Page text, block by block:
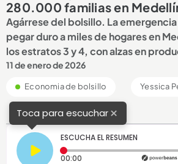
280.000 familias en
Agárrese del bolsillo. La
pegar duro a miles de hogares en
los estratos 3 y 4, con alzas en
11 de enero de 2026
Economia de bolsillo Yessica
Toca para escuchar×
ESCUCHA EL RESUMEN
00:00 Tiempo transcurrido: 0